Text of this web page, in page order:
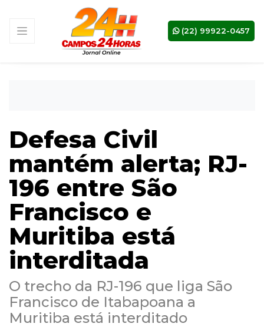
(22) 99922-0457
Defesa Civil
mantém alerta; RJ-
196 entre São
Francisco e
Muritiba está
interditada
O trecho da RJ-196 que liga São
Francisco de Itabapoana a
Muritiba está interditado